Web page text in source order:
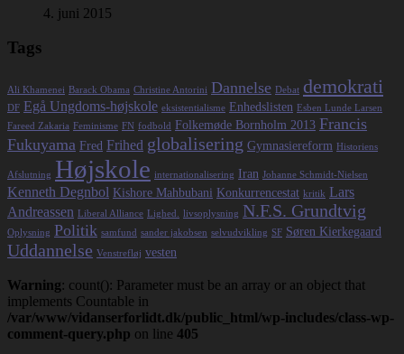
4. juni 2015
Tags
Ali Khamenei Barack Obama Christine Antorini Dannelse Debat demokrati
DF Egå Ungdoms-højskole eksistentialisme Enhedslisten Esben Lunde Larsen
Fareed Zakaria Feminisme FN fodbold Folkemøde Bornholm 2013 Francis
Fukuyama Fred Frihed globalisering Gymnasiereform Historiens
Afslutning Højskole internationalisering Iran Johanne Schmidt-Nielsen
Kenneth Degnbol Kishore Mahbubani Konkurrencestat kritik Lars
Andreassen Liberal Alliance Lighed. livsoplysning N.F.S. Grundtvig
Oplysning Politik samfund sander jakobsen selvudvikling SF Søren Kierkegaard
Uddannelse Venstrefløj vesten
Warning: count(): Parameter must be an array or an object that
implements Countable in
/var/www/vidanserforlidt.dk/public_html/wp-includes/class-wp-
comment-query.php on line 405